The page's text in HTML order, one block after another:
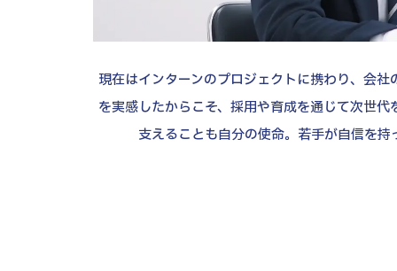
現在はインターンのプロジェクトに携わり、会
を実感したからこそ、採用や育成を通じて次世
支えることも自分の使命。若手が自信を